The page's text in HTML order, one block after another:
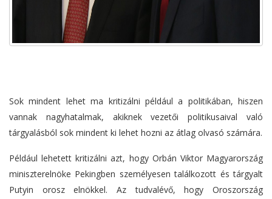
Sok mindent lehet ma kritizálni például a politikában, hiszen
vannak nagyhatalmak, akiknek vezetői politikusaival való
tárgyalásból sok mindent ki lehet hozni az átlag olvasó számára.
Például lehetett kritizálni azt, hogy Orbán Viktor Magyarország
miniszterelnöke Pekingben személyesen találkozott és tárgyalt
Putyin orosz elnökkel. Az tudvalévő, hogy Oroszország